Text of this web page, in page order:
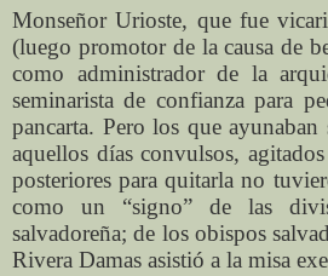
Monseñor Urioste, que fue
(luego promotor de la causa de
como administrador de la
seminarista de confianza para
pancarta. Pero los que
aquellos días convulsos,
posteriores para quitarla no
como un “signo” de las
salvadoreña; de los obispos
Rivera Damas asistió a la misa